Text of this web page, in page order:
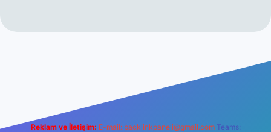
Reklam ve İletişim: E-mail: backlinkpaneli@gmail.com Teams: